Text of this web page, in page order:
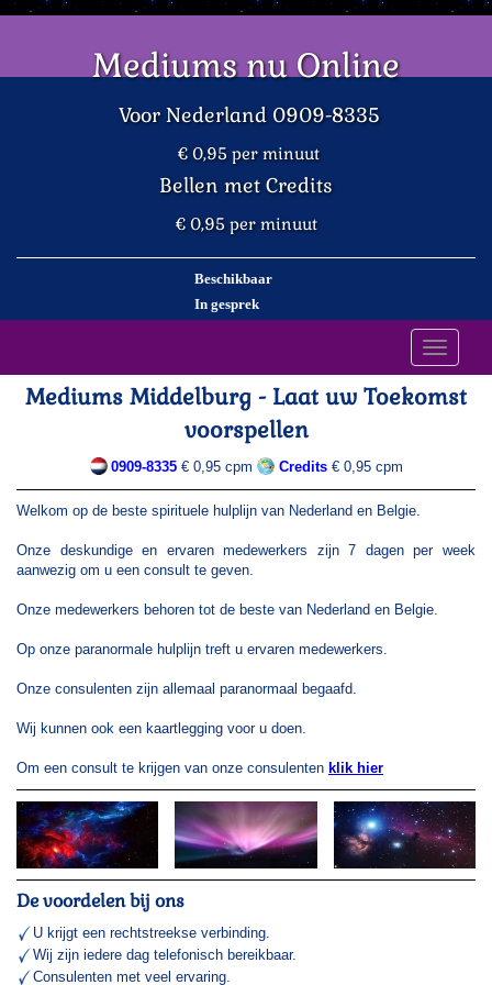
Mediums nu Online
Voor Nederland 0909-8335
€ 0,95 per minuut
Bellen met Credits
€ 0,95 per minuut
Beschikbaar
In gesprek
Toggle
Mediums Middelburg - Laat uw Toekomst
voorspellen
0909-8335€ 0,95 cpm Credits€ 0,95 cpm
Welkom op de beste spirituele hulplijn van Nederland en Belgie.
Onze deskundige en ervaren medewerkers zijn 7 dagen per week
aanwezig om u een consult te geven.
Onze medewerkers behoren tot de beste van Nederland en Belgie.
Op onze paranormale hulplijn treft u ervaren medewerkers.
Onze consulenten zijn allemaal paranormaal begaafd.
Wij kunnen ook een kaartlegging voor u doen.
Om een consult te krijgen van onze consulenten klik hier
De voordelen bij ons
U krijgt een rechtstreekse verbinding.
Wij zijn iedere dag telefonisch bereikbaar.
Consulenten met veel ervaring.